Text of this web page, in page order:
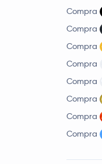
Compra
Compra
Compra
Compra
Compra
Compra
Compra
Compra